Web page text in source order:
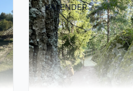
KALENDER